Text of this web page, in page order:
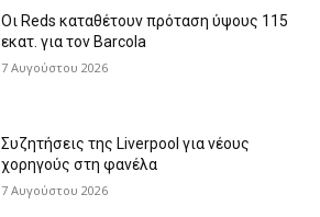
Οι Reds καταθέτουν πρόταση ύψους 115
εκατ. για τον Barcola
7 Αυγούστου 2026
Συζητήσεις της Liverpool για νέους
χορηγούς στη φανέλα
7 Αυγούστου 2026